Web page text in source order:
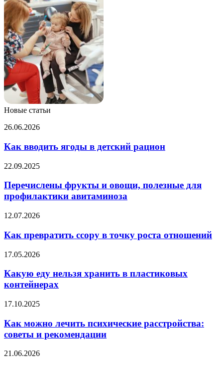
Новые статьи
Как
ягоды
в
детский
рацион
26.06.2026
Как вводить ягоды в детский рацион
Перечислены
и
овощи,
полезные
профилактики
22.09.2025
Перечислены фрукты и овощи, полезные для
профилактики авитаминоза
Как
ссору
в
точку
роста
отношений
12.07.2026
Как превратить ссору в точку роста отношений
Какую
нельзя
хранить
в
контейнерах
17.05.2026
Какую еду нельзя хранить в пластиковых
контейнерах
Как
лечить
психические
расстройства:
и
17.10.2025
Как можно лечить психические расстройства:
советы и рекомендации
Правила
21.06.2026